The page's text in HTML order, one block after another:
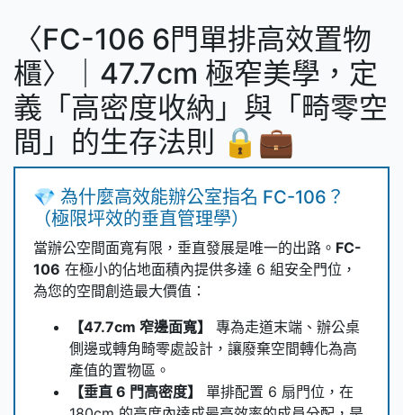
〈FC-106 6門單排高效置物
櫃〉｜47.7cm 極窄美學，定
義「高密度收納」與「畸零空
間」的生存法則 🔒💼
💎 為什麼高效能辦公室指名 FC-106？
（極限坪效的垂直管理學）
當辦公空間面寬有限，垂直發展是唯一的出路。 FC-
106 在極小的佔地面積內提供多達 6 組安全門位，
為您的空間創造最大價值：
【47.7cm 窄邊面寬】
專為走道末端、辦公桌
側邊或轉角畸零處設計，讓廢棄空間轉化為高
產值的置物區。
【垂直 6 門高密度】
單排配置 6 扇門位，在